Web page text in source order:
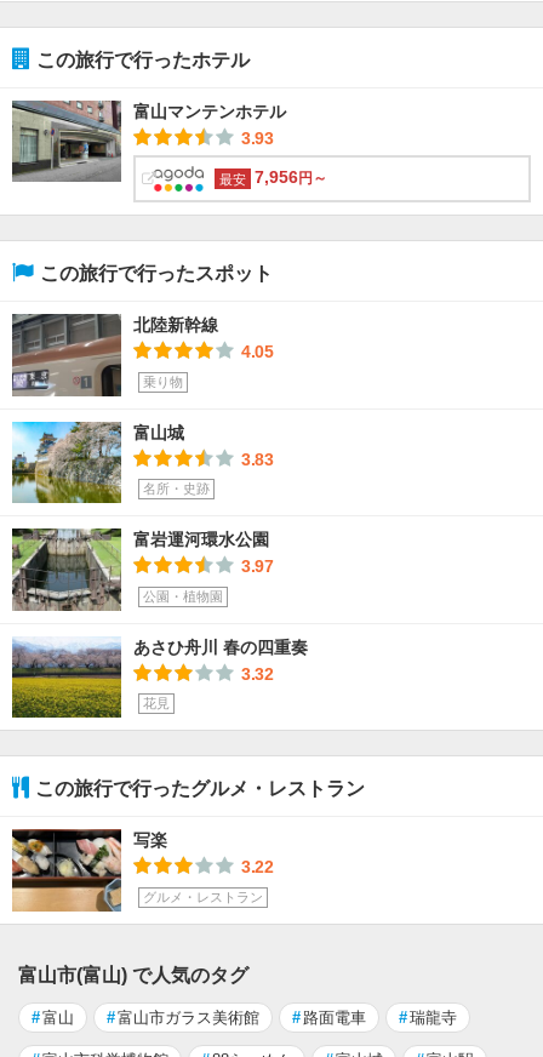
この旅行で行ったホテル
富山マンテンホテル
3.93
最安 7,956円～
この旅行で行ったスポット
北陸新幹線
4.05
乗り物
富山城
3.83
名所・史跡
富岩運河環水公園
3.97
公園・植物園
あさひ舟川 春の四重奏
3.32
花見
この旅行で行ったグルメ・レストラン
写楽
3.22
グルメ・レストラン
富山市(富山) で人気のタグ
#富山 #富山市ガラス美術館 # 路面電車 #瑞龍寺